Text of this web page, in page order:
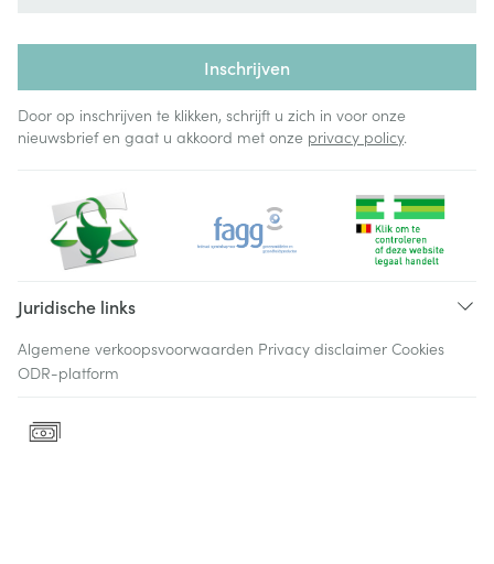
Inschrijven
Door op inschrijven te klikken, schrijft u zich in voor onze
nieuwsbrief en gaat u akkoord met onze privacy policy.
Juridische links
Algemene verkoopsvoorwaarden Privacy disclaimer Cookies
ODR-platform